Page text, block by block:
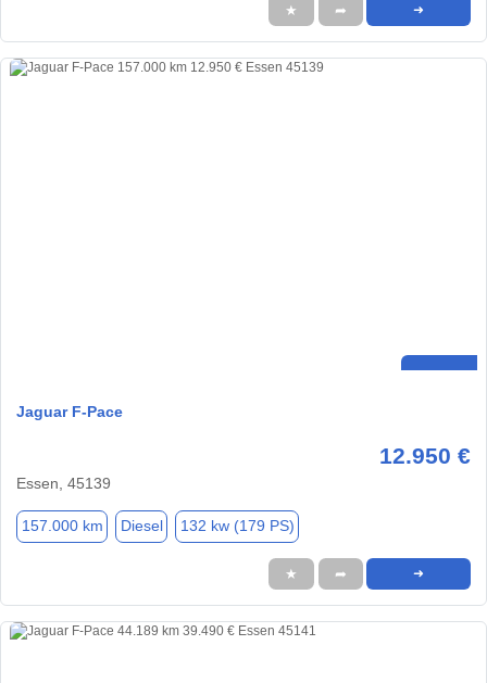
★ ➦ ➜
Jaguar F-Pace
12.950 €
Essen, 45139
157.000 km Diesel 132 kw (179 PS)
★ ➦ ➜